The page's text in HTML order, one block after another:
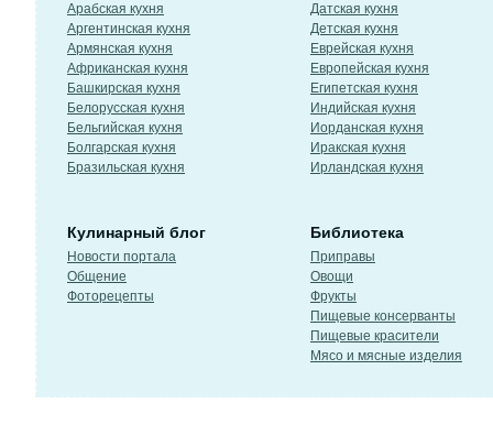
Арабская кухня
Аргентинская кухня
Армянская кухня
Африканская кухня
Башкирская кухня
Белорусская кухня
Бельгийская кухня
Болгарская кухня
Бразильская кухня
Датская кухня
Детская кухня
Еврейская кухня
Европейская кухня
Египетская кухня
Индийская кухня
Иорданская кухня
Иракская кухня
Ирландская кухня
Кулинарный блог
Новости портала
Общение
Фоторецепты
Библиотека
Приправы
Овощи
Фрукты
Пищевые консерванты
Пищевые красители
Мясо и мясные изделия